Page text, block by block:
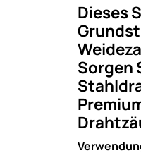
Dieses
Sorgen